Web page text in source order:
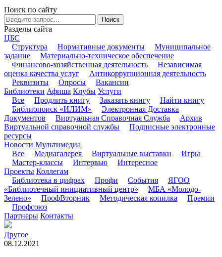
Поиск по сайту
Поиск
Разделы сайта
ЦБС
Структура
Нормативные документы
Муниципальное
задание
Материально-техническое обеспечение
Финансово-хозяйственная деятельность
Независимая
оценка качества услуг
Антикоррупционная деятельность
Реквизиты
Опросы
Вакансии
Библиотеки Афиша Клубы Услуги
Все
Продлить книгу Заказать книгу
Найти книгу
Библиопоиск «ИЛИМ»
Электронная Доставка
Документов
Виртуальная Справочная Служба
Архив
Виртуальной справочной службы
Подписные электронные
ресурсы
Новости Мультимедиа
Все
Медиагалерея Виртуальные выставки
Игры
Мастер-классы
Интервью
Интересное
Проекты Коллегам
Библиотека в цифрах
Профи События
ЯГОО
«Библиотечный инициативный центр»
МБА «Молодо-
Зелено»
ПрофВторник Методическая копилка
Премии
Профсоюз
Партнеры Контакты
Другое
08.12.2021